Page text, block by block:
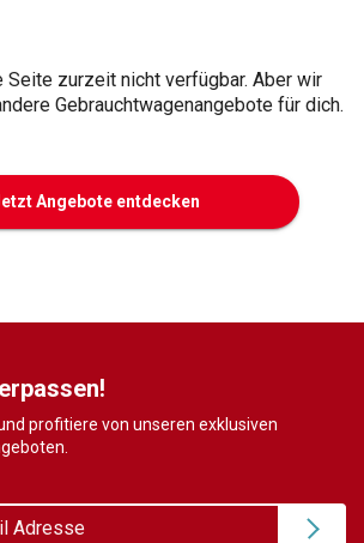
zurzeit nicht verfügbar. Aber wir
Gebrauchtwagenangebote für dich.
Angebote entdecken
profitiere von unseren exklusiven